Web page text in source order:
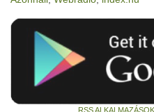
RSS